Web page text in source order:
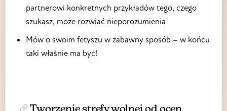
partnerowi konkretnych przykładów tego, czego
szukasz, może rozwiać nieporozumienia
Mów o swoim fetyszu w zabawny sposób – w końcu
taki właśnie ma być!